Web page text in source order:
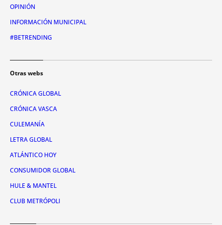
OPINIÓN
INFORMACIÓN MUNICIPAL
#BETRENDING
Otras webs
CRÓNICA GLOBAL
CRÓNICA VASCA
CULEMANÍA
LETRA GLOBAL
ATLÁNTICO HOY
CONSUMIDOR GLOBAL
HULE & MANTEL
CLUB METRÓPOLI